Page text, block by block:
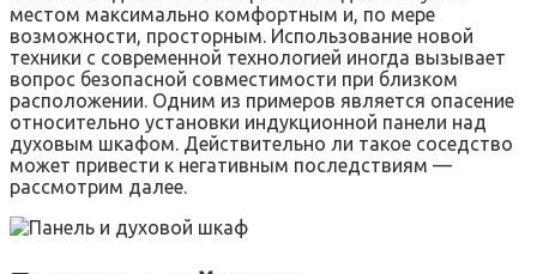
местом максимально комфортным и, по мере
возможности, просторным. Использование новой
техники с современной технологией иногда вызывает
вопрос безопасной совместимости при близком
расположении. Одним из примеров является опасение
относительно установки индукционной панели над
духовым шкафом. Действительно ли такое соседство
может привести к негативным последствиям —
рассмотрим далее.